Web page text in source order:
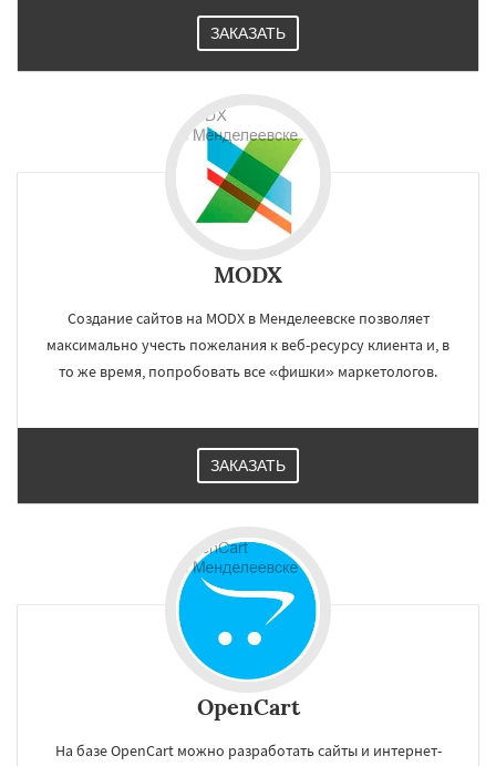
ЗАКАЗАТЬ
MODX
Создание сайтов на MODX в Менделеевске позволяет
максимально учесть пожелания к веб-ресурсу клиента и, в
то же время, попробовать все «фишки» маркетологов.
ЗАКАЗАТЬ
OpenCart
На базе OpenCart можно разработать сайты и интернет-